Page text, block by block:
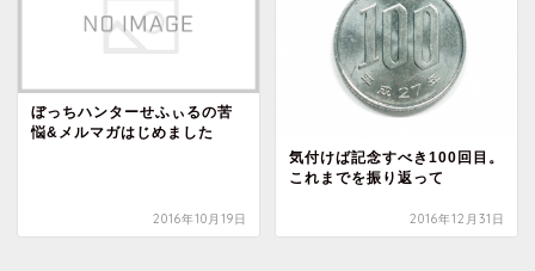
ぼっちハンターせふぃるの苦
悩&メルマガはじめました
2016年10月19日
気付けば記念すべき100回目。
これまでを振り返って
2016年12月31日